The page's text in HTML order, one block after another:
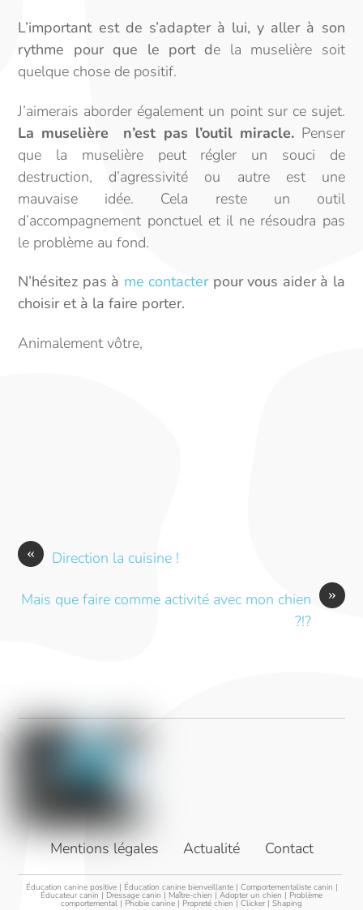
L’important est de s’adapter à lui, y aller à son
rythme pour que le port de la muselière soit
quelque chose de positif.
J’aimerais aborder également un point sur ce sujet.
La muselière
n’est pas l’outil miracle.Penser
que la muselière peut régler un souci de
destruction, d’agressivité ou autre est une
mauvaise idée. Cela reste un outil
d’accompagnement ponctuel et il ne résoudra pas
le problème au fond.
N’hésitez pas à me contacterpour vous aider à la
choisir et à la faire porter.
Animalement vôtre,
« Direction la cuisine !
»
Mais que faire comme activité avec mon chien
?!?
Link
Mentions légales Actualité Contact
Éducation canine positive| Éducation canine bienveillante| Comportementaliste canin |
Éducateur canin | Dressage canin | Maître-chien | Adopter un chien | Problème
comportemental | Phobie canine | Propreté chien | Clicker | Shaping